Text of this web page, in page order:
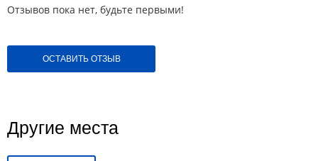
Отзывов пока нет, будьте первыми!
ОСТАВИТЬ ОТЗЫВ
Другие места